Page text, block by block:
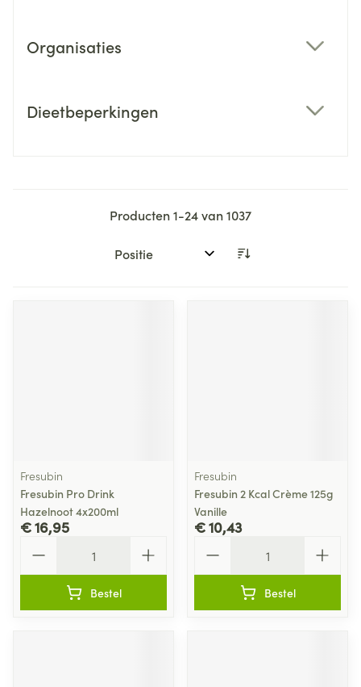
Organisaties
Dieetbeperkingen
Producten1-24van1037
Sorteer op:
Fresubin
Fresubin Pro Drink
Hazelnoot 4x200ml
€ 16,95
Bestel
Fresubin
Fresubin 2 Kcal Crème 125g
Vanille
€ 10,43
Bestel